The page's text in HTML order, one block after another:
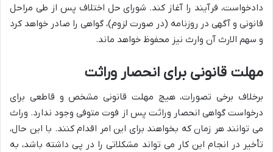
دادخواست، فرآیند را آغاز کند. شورای حل اختلاف پس از طی مراحل
قانونی و آگهی در روزنامه (در صورت لزوم)، گواهی را صادر خواهد کرد
و سهم الارث آن وارث نیز محفوظ خواهد ماند.
مهلت قانونی برای انحصار وراثت
برخلاف برخی تصورات، هیچ مهلت قانونی مشخص و قاطعی برای
درخواست گواهی انحصار وراثت پس از فوت متوفی وجود ندارد. وراث
می توانند هر زمان که بخواهند برای این امر اقدام کنند. با این حال،
تأخیر در انجام این کار می تواند مشکلاتی را در پی داشته باشد، به